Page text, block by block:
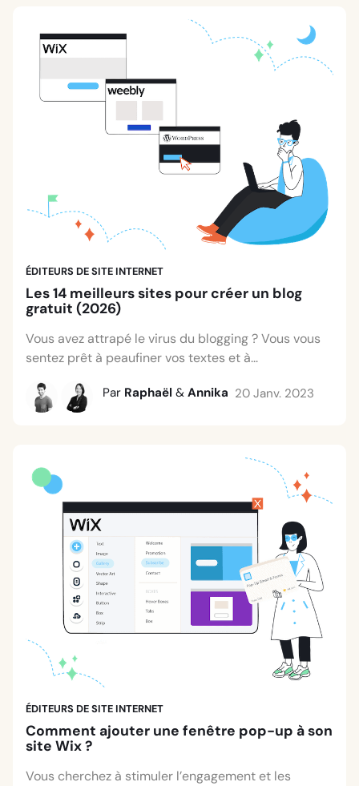
ÉDITEURS DE SITE INTERNET
Les 14 meilleurs sites pour créer un blog
gratuit (2026)
Vous avez attrapé le virus du blogging ? Vous vous
sentez prêt à peaufiner vos textes et à...
Par Raphaël & Annika 20 Janv. 2023
ÉDITEURS DE SITE INTERNET
Comment ajouter une fenêtre pop-up à son
site Wix ?
Vous cherchez à stimuler l’engagement et les